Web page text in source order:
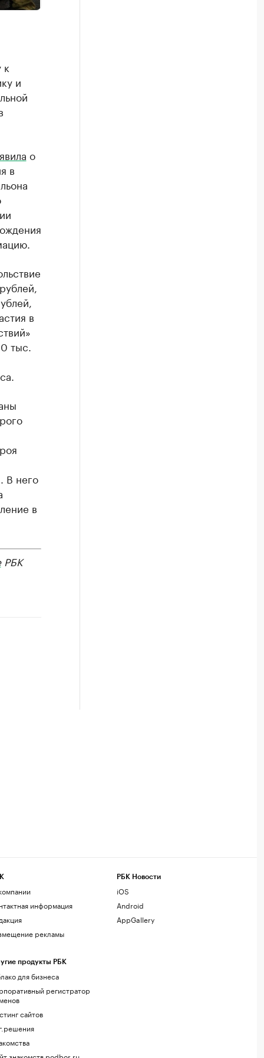
к
и
о
в
в
тыс.
В него
в
РБК
информация
рекламы
продукты РБК
для бизнеса
регистратор
сайтов
РБК Новости
iOS
Android
AppGallery